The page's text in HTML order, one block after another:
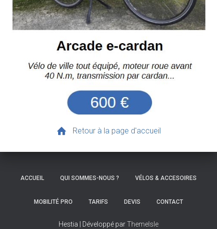
Retour à la page d'accueil
ACCUEIL QUI SOMMES-NOUS ? VÉLOS & ACCESOIRES
MOBILITÉ PRO TARIFS DEVIS CONTACT
Hestia | Développé parThemeIsle